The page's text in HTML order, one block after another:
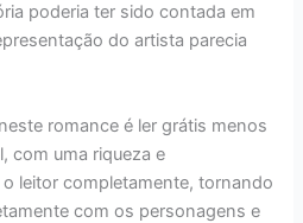
poderia ter sido contada em
do artista parecia
romance é ler grátis menos
com uma riqueza e
leitor completamente, tornando
com os personagens e